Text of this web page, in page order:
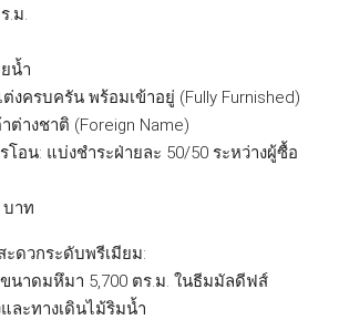
.ม.
น้ำ
งครบครัน พร้อมเข้าอยู่ (Fully Furnished)
ต่างชาติ (Foreign Name)
โอน: แบ่งชำระฝ่ายละ 50/50 ระหว่างผู้ซื้อ
บาท
ะดวกระดับพรีเมียม:
นาดมหึมา 5,700 ตร.ม. ในธีมมัลดีฟส์
ละทางเดินไม้ริมน้ำ